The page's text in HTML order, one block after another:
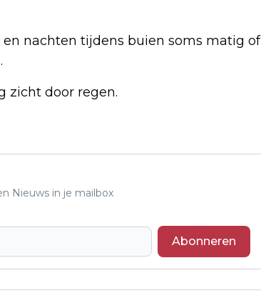
nachten tijdens buien soms matig of
zicht door regen.
Nieuws in je mailbox
Abonneren